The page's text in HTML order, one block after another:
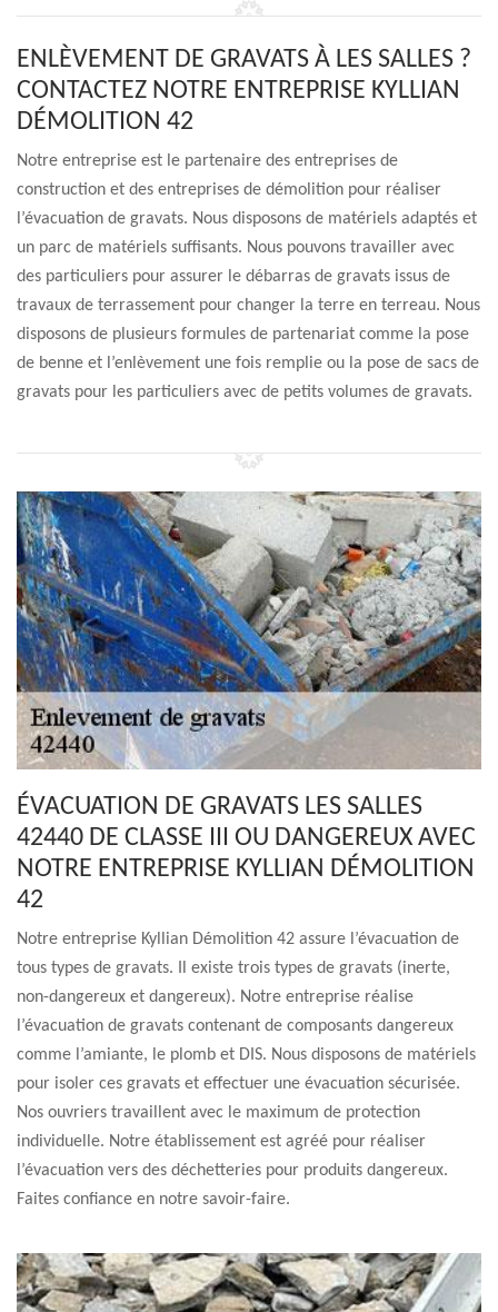
ENLÈVEMENT DE GRAVATS À LES SALLES ?
CONTACTEZ NOTRE ENTREPRISE KYLLIAN
DÉMOLITION 42
Notre entreprise est le partenaire des entreprises de
construction et des entreprises de démolition pour réaliser
l’évacuation de gravats. Nous disposons de matériels adaptés et
un parc de matériels suffisants. Nous pouvons travailler avec
des particuliers pour assurer le débarras de gravats issus de
travaux de terrassement pour changer la terre en terreau. Nous
disposons de plusieurs formules de partenariat comme la pose
de benne et l’enlèvement une fois remplie ou la pose de sacs de
gravats pour les particuliers avec de petits volumes de gravats.
ÉVACUATION DE GRAVATS LES SALLES
42440 DE CLASSE III OU DANGEREUX AVEC
NOTRE ENTREPRISE KYLLIAN DÉMOLITION
42
Notre entreprise Kyllian Démolition 42 assure l’évacuation de
tous types de gravats. Il existe trois types de gravats (inerte,
non-dangereux et dangereux). Notre entreprise réalise
l’évacuation de gravats contenant de composants dangereux
comme l’amiante, le plomb et DIS. Nous disposons de matériels
pour isoler ces gravats et effectuer une évacuation sécurisée.
Nos ouvriers travaillent avec le maximum de protection
individuelle. Notre établissement est agréé pour réaliser
l’évacuation vers des déchetteries pour produits dangereux.
Faites confiance en notre savoir-faire.